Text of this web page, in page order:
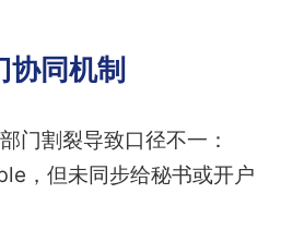
协同机制
门割裂导致口径不一：
，但未同步给秘书或开户